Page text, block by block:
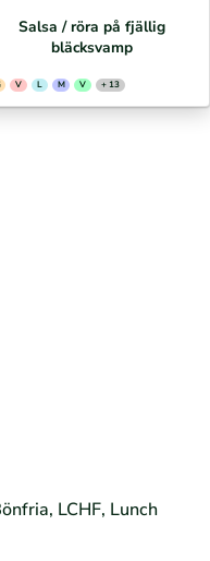
Salsa / röra på fjällig
bläcksvamp
V L M V + 13
LCHF, Lunch